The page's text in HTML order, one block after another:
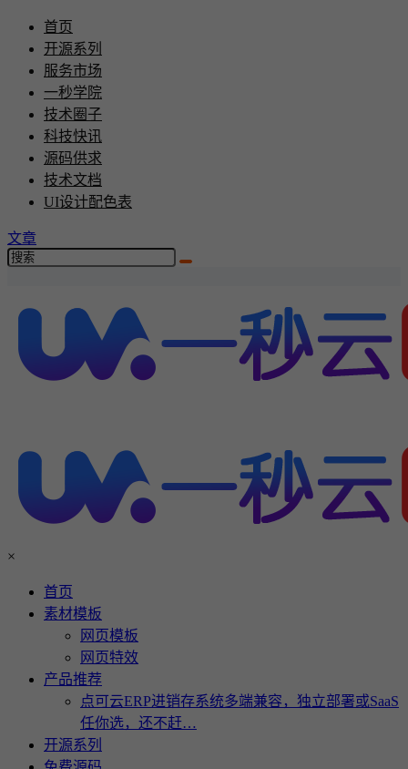
首页
开源系列
服务市场
一秒学院
技术圈子
科技快讯
源码供求
技术文档
UI设计配色表
文章
×
首页
素材模板
网页模板
网页特效
产品推荐
点可云ERP进销存系统多端兼容，独立部署或SaaS
任你选，还不赶…
开源系列